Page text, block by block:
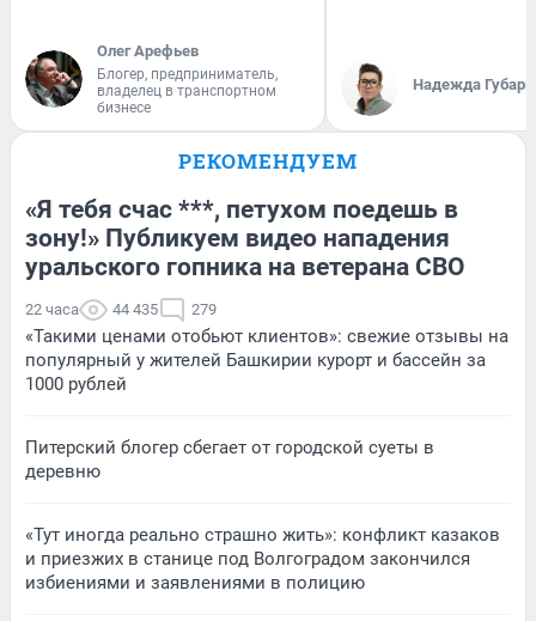
Олег Арефьев
Блогер, предприниматель,
владелец в транспортном
бизнесе
Надежда Губарь
РЕКОМЕНДУЕМ
«Я тебя счас ***, петухом поедешь в
зону!» Публикуем видео нападения
уральского гопника на ветерана СВО
22 часа 44 435 279
«Такими ценами отобьют клиентов»: свежие отзывы на
популярный у жителей Башкирии курорт и бассейн за
1000 рублей
Питерский блогер сбегает от городской суеты в
деревню
«Тут иногда реально страшно жить»: конфликт казаков
и приезжих в станице под Волгоградом закончился
избиениями и заявлениями в полицию